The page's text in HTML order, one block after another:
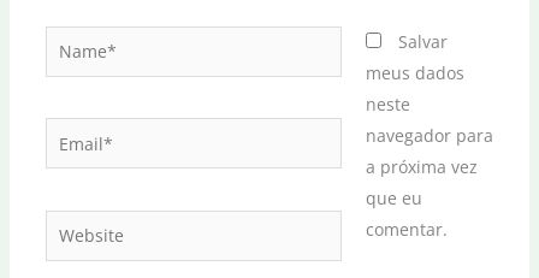
Email*
Website
Salvar
meus dados
neste
navegador para
a próxima vez
que eu
comentar.